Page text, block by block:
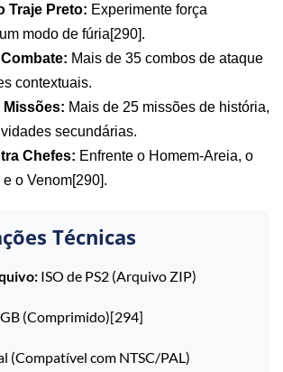
Traje Preto: Experimente força
modo de fúria[290].
Mais de 35 combos de ataque
contextuais.
Missões: Mais de 25 missões de história,
secundárias.
Chefes: Enfrente o Homem-Areia, o
o Venom[290].
Técnicas
ISO de PS2 (Arquivo ZIP)
(Comprimido)[294]
(Compatível com NTSC/PAL)